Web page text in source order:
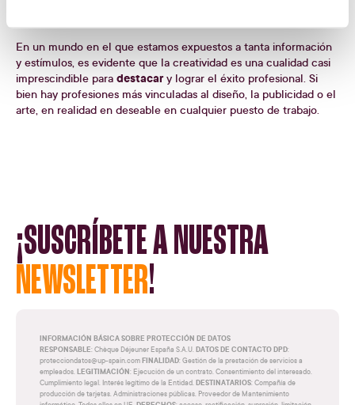
En un mundo en el que estamos expuestos a tanta información
y estímulos, es evidente que la creatividad es una cualidad casi
imprescindible para destacary lograr el éxito profesional. Si
bien hay profesiones más vinculadas al diseño, la publicidad o el
arte, en realidad en deseable en cualquier puesto de trabajo.
¡SUSCRÍBETE A NUESTRA
NEWSLETTER!
INFORMACIÓN BÁSICA SOBRE PROTECCIÓN DE DATOS
RESPONSABLE: Chèque Déjeuner España S.A.U. DATOS DE CONTACTO DPD:
protecciondatos@up-spain.comFINALIDAD: Gestión de la prestación de servicios a
empleados. LEGITIMACIÓN: Ejecución de un contrato. Consentimiento del interesado.
Cumplimiento legal. Interés legítimo de la Entidad. DESTINATARIOS: Compañía de
producción de tarjetas. Administraciones públicas. Proveedor de Mantenimiento